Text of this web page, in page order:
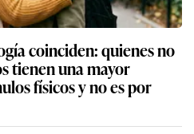
coinciden: quienes no
tienen una mayor
físicos y no es por